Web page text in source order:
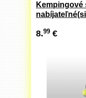
Kempingové
8.99 €